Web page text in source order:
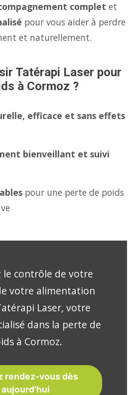
complet et
pour vous aider à perdre
et naturellement.
Tatérapi Laser pour
à Cormoz ?
efficace et sans effets
bienveillant et suivi
pour une perte de poids
le contrôle de votre
votre alimentation
Laser, votre
dans la perte de
à Cormoz.
rendez-vous dès
aujourd'hui